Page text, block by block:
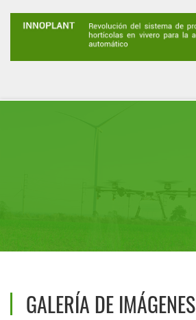
GALERÍA DE IMÁGENES